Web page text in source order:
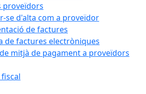
proveïdors
se d'alta com a proveïdor
de factures
de factures electròniques
mitjà de pagament a proveïdors